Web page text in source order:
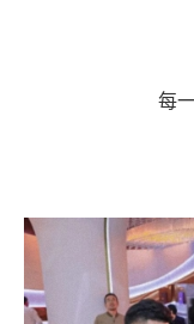
每